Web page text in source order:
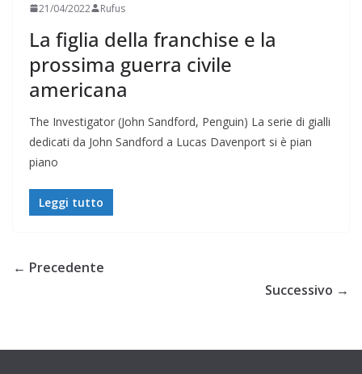
21/04/2022 Rufus
La figlia della franchise e la
prossima guerra civile
americana
The Investigator (John Sandford, Penguin) La serie di gialli
dedicati da John Sandford a Lucas Davenport si è pian
piano
Leggi tutto
← Precedente
Successivo →